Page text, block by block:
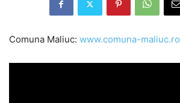
Comuna Maliuc: www.comuna-maliuc.ro